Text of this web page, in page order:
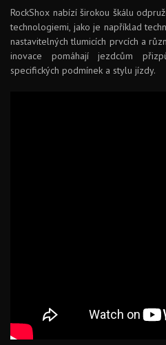
RockShox nabízí širokou škálu
technologiemi, jako je například
nastavitelných tlumicích prvcích a
inovace pomáhají jezdcům
specifických podmínek a stylu jízdy.